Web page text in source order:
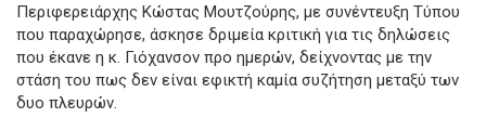
Περιφερειάρχης Κώστας Μουτζούρης, με συνέντευξη Τύπου
που παραχώρησε, άσκησε δριμεία κριτική για τις δηλώσεις
που έκανε η κ. Γιόχανσον προ ημερών, δείχνοντας με την
στάση του πως δεν είναι εφικτή καμία συζήτηση μεταξύ των
δυο πλευρών.